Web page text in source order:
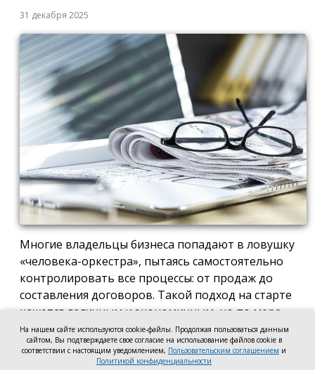
31 декабря 2025
Многие владельцы бизнеса попадают в ловушку
«человека-оркестра», пытаясь самостоятельно
контролировать все процессы: от продаж до
составления договоров. Такой подход на старте
кажется логичным и экономичным, но по мере
роста компании он неизбежно становится
тормозом развития. Собственник просто тонет в
операционке, теряя фокус на стратегических целях
На нашем сайте используются cookie-файлы. Продолжая пользоваться данным
сайтом, Вы подтверждаете свое согласие на использование файлов cookie в
соответствии с настоящим уведомлением, Пользовательским соглашением и
Политикой конфиденциальности